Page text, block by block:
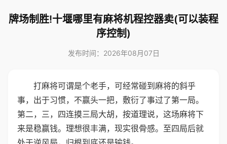
牌场制胜!十堰哪里有麻将机程控器卖(可以装程
序控制)
发布时间：2026年08月07日
打麻将可谓是个老手，可经常碰到麻将的斜乎
事，出于习惯，不赢头一把，敷衍了事过了第一局。
第二，三，四连摸三局大胡，按道理说，这场麻将下
来是稳赢钱。理想很丰满，现实很骨感。至四局后就